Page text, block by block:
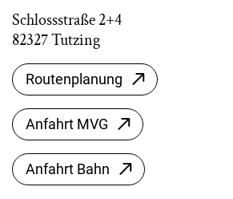
Schlossstraße 2+4
82327 Tutzing
Routenplanung
Anfahrt MVG
Anfahrt Bahn